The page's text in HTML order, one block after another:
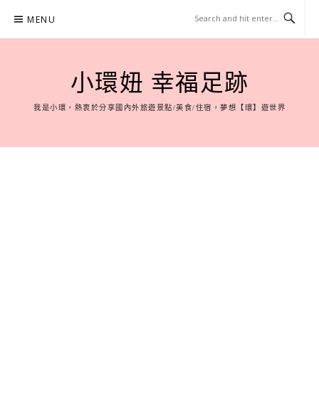
content
MENU
小環妞 幸福足跡
我是小環，熱衷於分享國內外旅遊景點/美食/住宿，夢想【環】遊世界